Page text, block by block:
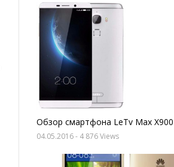
Обзор смартфона LeTv Max X900
04.05.2016- 4 876 Views